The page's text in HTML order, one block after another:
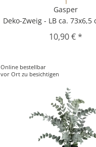
Gasper
Deko-Zweig - LB ca.
10,90 € *
Online bestellbar
vor Ort zu besichtigen